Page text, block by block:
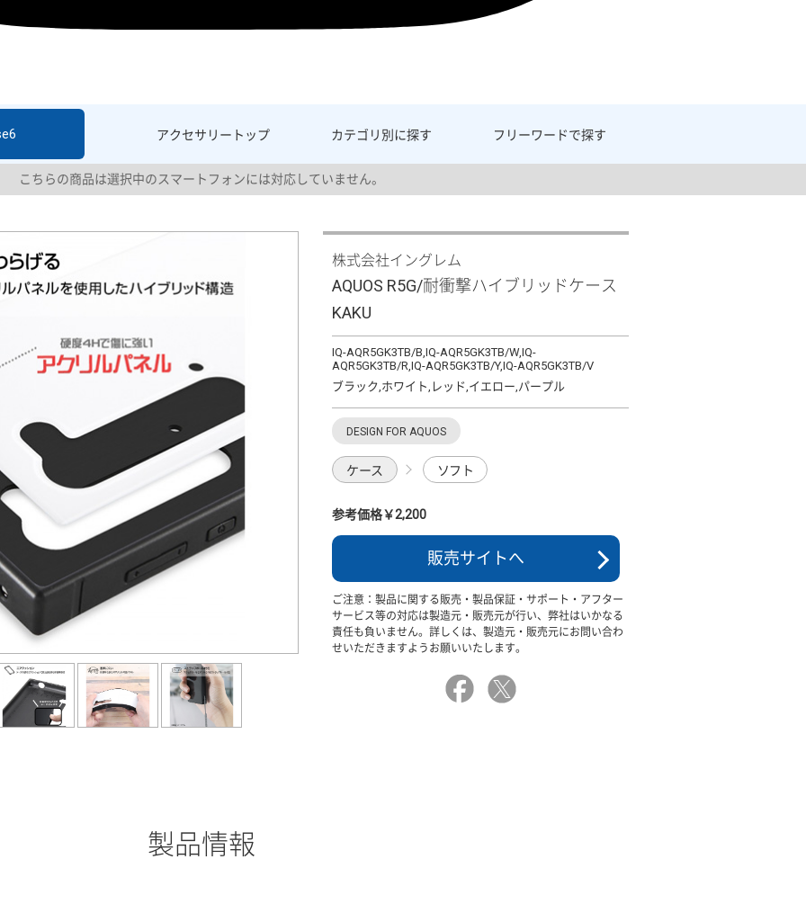
アクセサリー トップ カテゴリ別に探す フリーワードで探す
こちらの商品は選択中のスマートフォンには対応していません。
株式会社イングレム
AQUOS R5G/耐衝撃ハイブリッドケース
KAKU
IQ-AQR5GK3TB/B,IQ-AQR5GK3TB/W,IQ-
AQR5GK3TB/R,IQ-AQR5GK3TB/Y,IQ-AQR5GK3TB/V
ブラック,ホワイト,レッド,イエロー,パープル
DESIGN FOR AQUOS
ケース ソフト
参考価格￥2,200
販売サイトへ
ご注意：製品に関する販売・製品保証・サポート・アフター
サービス等の対応は製造元・販売元が行い、弊社はいかなる
責任も負いません。詳しくは、製造元・販売元にお問い合わ
せいただきますようお願いいたします。
製品情報